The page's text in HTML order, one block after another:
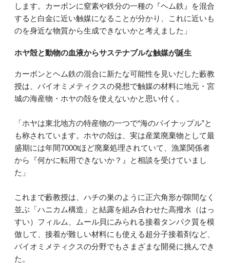
します。カーボンに窒素や鉄分の一種の『ヘム鉄』を混合
すると白金に近い触媒になることが分かり、これに近いも
のを身近な物質から生成できないかと考えました」
ホヤ殻と動物の血液からサステナブルな触媒が誕生
カーボンとヘム鉄の混合に新たな可能性を見いだした藪教
授は、バイオミメティクスの発想で触媒の材料に地元・宮
城の海産物・ホヤの殻を使えないかと思い付く。
「ホヤは東北地方の特産物の一つで“海のパイナップル”と
も称されています。ホヤの殻は、実は産業廃棄物として最
盛期には年間7000tほど廃棄処理されていて、漁業関係者
から『何かに転用できないか？』と相談を受けていまし
た」
これまで藪教授は、ハチの巣のように正六角形が隙間なく
並ぶ「ハニカム構造」と結露を組み合わせた高撥水（はっ
すい）フィルム、ムール貝にみられる接着タンパク質を模
倣して、接着が難しい材料にも使える超分子接着剤など、
バイオミメティクスの分野でもさまざまな開発に挑んでき
た。